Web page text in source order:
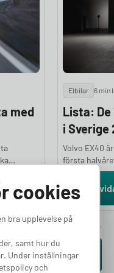
med
på
Elbilar 6 min
Lista:
i Sverige
Volvo EX40
första
mellan
Tesla Model
under
som flest
färska siffror
Läs
Se fler artiklar
cookies
bra upplevelse på
samt hur du
Under inställningar
och